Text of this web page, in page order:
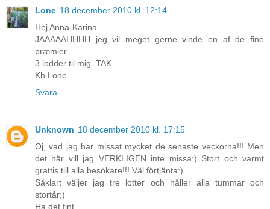
Lone 18 december 2010 kl. 12:14
Hej Anna-Karina.
JAAAAAHHHH jeg vil meget gerne vinde en af de fine
præmier.
3 lodder til mig. TAK
Kh Lone
Svara
Unknown 18 december 2010 kl. 17:15
Oj, vad jag har missat mycket de senaste veckorna!!! Men
det här vill jag VERKLIGEN inte missa:) Stort och varmt
grattis till alla besökare!!! Väl förtjänta:)
Såklart väljer jag tre lotter och håller alla tummar och
stortår;)
Ha det fint,